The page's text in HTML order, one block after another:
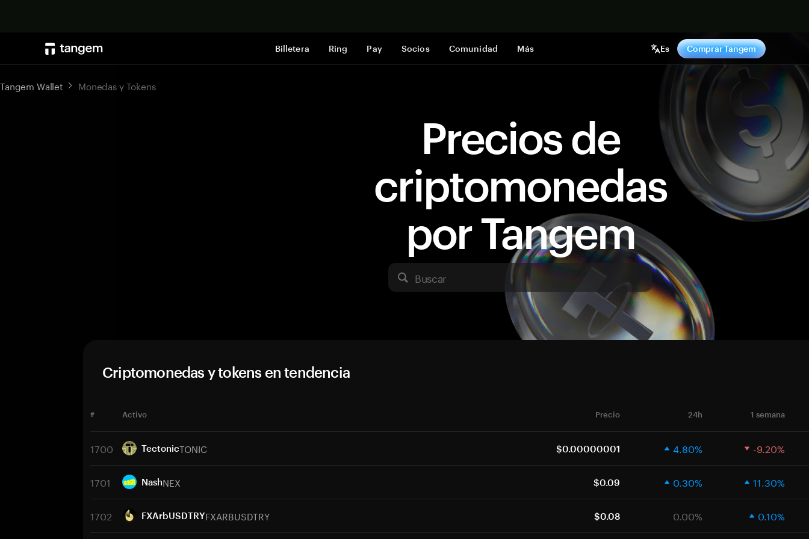
Billetera Ring Pay Socios Comunidad Más Es Comprar Tangem
Precios de
criptomonedas
por Tangem
Buscar
Tangem Wallet Monedas y Tokens
Criptomonedas y tokens en tendencia
# Activo Precio 24h 1 semana
1700 TectonicTONIC $0.00000001 4.80% -9.20%
1701 NashNEX $0.09 0.30% 11.30%
1702 FXArbUSDTRYFXARBUSDTRY $0.08 0.00% 0.10%